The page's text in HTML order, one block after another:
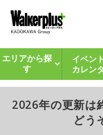
エリアから探
す
イベント
カレン
2026年の更新は
どう